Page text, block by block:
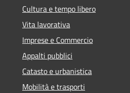
Cultura e tempo libero
Vita lavorativa
Imprese e Commercio
Appalti pubblici
Catasto e urbanistica
Mobilità e trasporti